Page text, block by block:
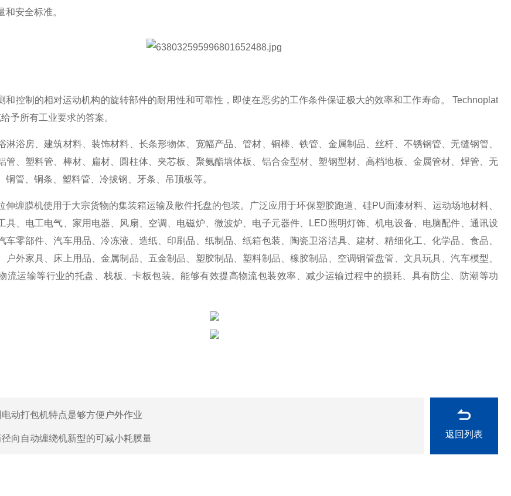
和安全标准。
和控制的相对运动机构的旋转部件的耐用性和可靠性，即使在恶劣的工作条件保证极大的效率和工作寿命。 Technoplat
予所有工业要求的答案。
淋浴房、建筑材料、装饰材料、长条形物体、宽幅产品、管材、铜棒、铁管、金属制品、丝杆、不锈钢管、无缝钢管、
管、塑料管、棒材、扁材、圆柱体、夹芯板、聚氨酯墙体板、铝合金型材、塑钢型材、高档地板、金属管材、焊管、无
铜管、铜条、塑料管、冷拔钢、牙条、吊顶板等。
伸缠膜机使用于大宗货物的集装箱运输及散件托盘的包装。广泛应用于环保塑胶跑道、硅PU面漆材料、运动场地材料、
具、电工电气、家用电器、风扇、空调、电磁炉、微波炉、电子元器件、
LED照明灯饰、机电设备、电脑配件、通讯设
车零部件、汽车用品、冷冻液、造纸、印刷品、纸制品、纸箱包装、陶瓷卫浴洁具、建材、精细化工、化学品、食品、
户外家具、床上用品、金属制品、五金制品、塑胶制品、塑料制品、橡胶制品、空调铜管盘管、文具玩具、汽车模型、
流运输等行业的托盘、栈板、卡板包装。能够有效提高物流包装效率、减少运输过程中的损耗、具有防尘、防潮等功
动打包机特点是够方便户外作业
径向自动缠绕机新型的可减小耗膜量 返回列表